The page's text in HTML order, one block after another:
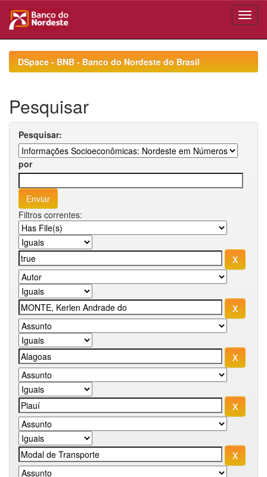
navigationDSpace - BNB - Banco do Nordeste do Brasil
Pesquisar
Pesquisar:
por
Filtros correntes: